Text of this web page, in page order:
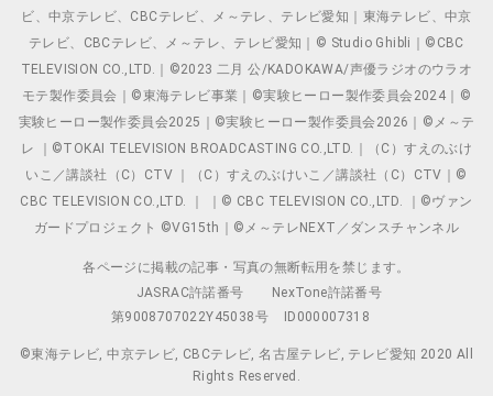
ビ、中京テレビ、CBCテレビ、メ～テレ、テレビ愛知｜東海テレビ、中京
テレビ、CBCテレビ、メ～テレ、テレビ愛知｜© Studio Ghibli｜©CBC
TELEVISION CO.,LTD.｜©2023 二月 公/KADOKAWA/声優ラジオのウラオ
モテ製作委員会｜©東海テレビ事業｜©実験ヒーロー製作委員会2024｜©
実験ヒーロー製作委員会2025｜©実験ヒーロー製作委員会2026｜©メ～テ
レ ｜©TOKAI TELEVISION BROADCASTING CO.,LTD.｜（C）すえのぶけ
いこ／講談社（C）CTV ｜（C）すえのぶけいこ／講談社（C）CTV｜©
CBC TELEVISION CO.,LTD. ｜ ｜© CBC TELEVISION CO.,LTD. ｜©ヴァン
ガードプロジェクト ©VG15th｜©メ～テレNEXT／ダンスチャンネル
各ページに掲載の記事・写真の無断転用を禁じます。
JASRAC許諾番号
NexTone許諾番号
第9008707022Y45038号
ID000007318
©東海テレビ, 中京テレビ, CBCテレビ, 名古屋テレビ, テレビ愛知 2020 All
Rights Reserved.